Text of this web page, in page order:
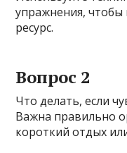
упражнения, чтобы
ресурс.
Вопрос 2
Что делать, если
Важна правильно
короткий отдых